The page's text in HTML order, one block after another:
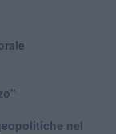
nel